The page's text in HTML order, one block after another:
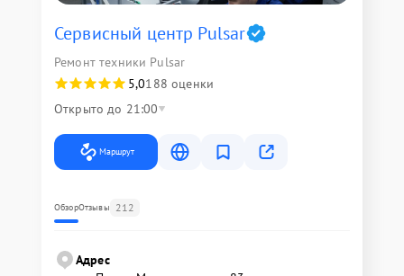
Сервисный центр Pulsar
Ремонт техники Pulsar
5,0188 оценки
Открыто до 21:00
Маршрут
ОбзорОтзывы 212
Адрес